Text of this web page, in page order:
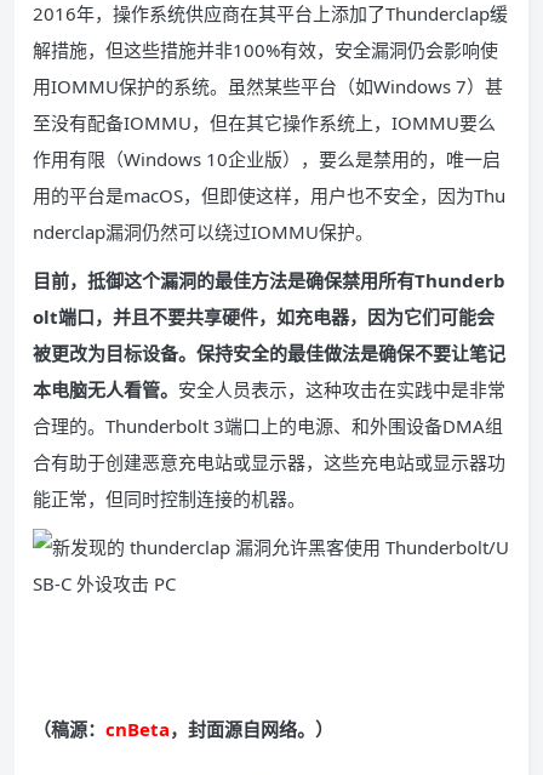
2016年，操作系统供应商在其平台上添加了Thunderclap缓
解措施，但这些措施并非100%有效，安全漏洞仍会影响使
用IOMMU保护的系统。虽然某些平台（如Windows 7）甚
至没有配备IOMMU，但在其它操作系统上，IOMMU要么
作用有限（Windows 10企业版），要么是禁用的，唯一启
用的平台是macOS，但即使这样，用户也不安全，因为Thu
nderclap漏洞仍然可以绕过IOMMU保护。
目前，抵御这个漏洞的最佳方法是确保禁用所有Thunderb
olt端口，并且不要共享硬件，如充电器，因为它们可能会
被更改为目标设备。保持安全的最佳做法是确保不要让笔记
本电脑无人看管。 安全人员表示，这种攻击在实践中是非常
合理的。Thunderbolt 3端口上的电源、和外围设备DMA组
合有助于创建恶意充电站或显示器，这些充电站或显示器功
能正常，但同时控制连接的机器。
（稿源： cnBeta，封面源自网络。）